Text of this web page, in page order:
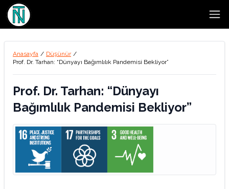
Anasayfa / Düşünür /
Prof. Dr. Tarhan: “Dünyayı Bağımlılık Pandemisi Bekliyor”
Prof. Dr. Tarhan: “Dünyayı
Bağımlılık Pandemisi Bekliyor”